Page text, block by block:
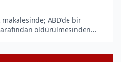
ABD’de bir
öldürülmesinden